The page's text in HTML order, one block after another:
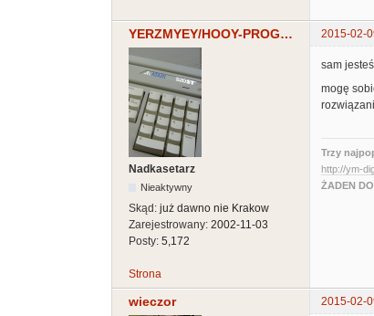
YERZMYEY/HOOY-PROGRAM 2015-02-
Nadkasetarz
Nieaktywny
Skąd: już dawno nie Krakow
Zarejestrowany: 2002-11-03
Posty: 5,172
sam
mogę
Trzy
http://ym-
ŻADEN
Strona
wieczor 2015-02-